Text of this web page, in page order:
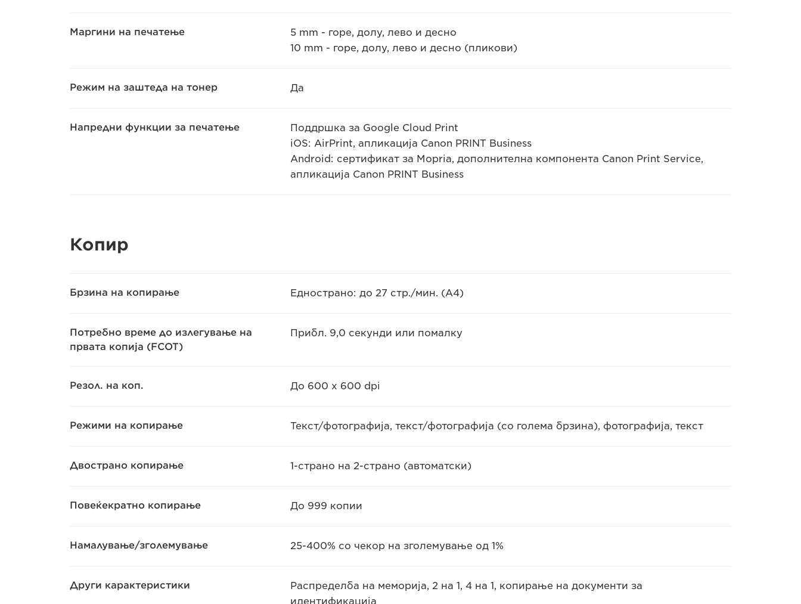
Маргини на печатење
5 mm - горе, долу, лево и десно
10 mm - горе, долу, лево и десно (пликови)
Режим на заштеда на тонер Да
Напредни функции за печатење
Поддршка за Google Cloud Print
iOS: AirPrint, апликација Canon PRINT Business
Android: сертификат за Mopria, дополнителна компонента Canon Print Service,
апликација Canon PRINT Business
Копир
Брзина на копирање Еднострано: до 27 стр./мин. (A4)
Потребно време до излегување на
првата копија (FCOT)
Прибл. 9,0 секунди или помалку
Резол. на коп. До 600 x 600 dpi
Режими на копирање Текст/фотографија, текст/фотографија (со голема брзина), фотографија, текст
Двострано копирање 1-страно на 2-страно (автоматски)
Повеќекратно копирање До 999 копии
Намалување/зголемување 25-400% со чекор на зголемување од 1%
Други карактеристики
Распределба на меморија, 2 на 1, 4 на 1, копирање на документи за
идентификацијa